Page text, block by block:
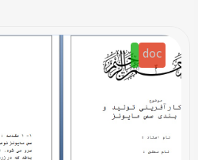
doc